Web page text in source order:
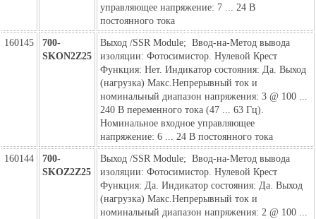
управляющее напряжение: 7 ... 24 В
постоянного тока
160145
700-
SKON2Z25
Выход /SSR Module; Ввод-на-Метод вывода
изоляции: Фотосимистор. Нулевой Крест
Функция: Нет. Индикатор состояния: Да. Выход
(нагрузка) Макс.Непрерывный ток и
номинальный диапазон напряжения: 3 @ 100 ...
240 В переменного тока (47 ... 63 Гц).
Номинальное входное управляющее
напряжение: 6 ... 24 В постоянного тока
160144
700-
SKOZ2Z25
Выход /SSR Module; Ввод-на-Метод вывода
изоляции: Фотосимистор. Нулевой Крест
Функция: Да. Индикатор состояния: Да. Выход
(нагрузка) Макс.Непрерывный ток и
номинальный диапазон напряжения: 2 @ 100 ...